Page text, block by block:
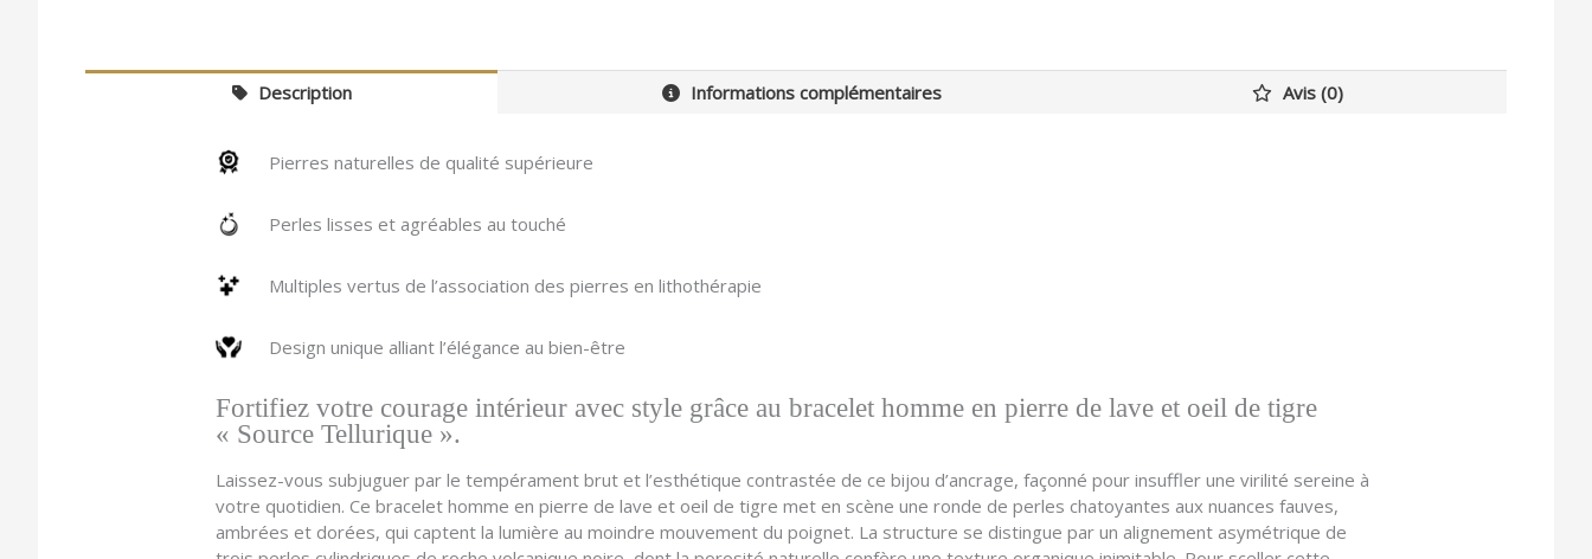
Description Informations complémentaires Avis (0)
Pierres naturelles de qualité supérieure
Perles lisses et agréables au touché
Multiples vertus de l’association des pierres en lithothérapie
Design unique alliant l’élégance au bien-être
Fortifiez votre courage intérieur avec style grâce au bracelet homme en pierre de lave et oeil de tigre
« Source Tellurique ».
Laissez-vous subjuguer par le tempérament brut et l’esthétique contrastée de ce bijou d’ancrage, façonné pour insuffler une virilité sereine à
votre quotidien. Ce bracelet homme en pierre de lave et oeil de tigre met en scène une ronde de perles chatoyantes aux nuances fauves,
ambrées et dorées, qui captent la lumière au moindre mouvement du poignet. La structure se distingue par un alignement asymétrique de